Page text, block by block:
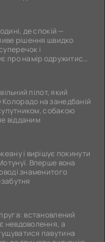
де спокій —
рішення швидко
і
про намір одружитися,
пілот, який
на занедбаній
собакою
відданим
і вирішує покинути
Вперше вона
знаменитого
встановлений
невдоволення, а
павутина